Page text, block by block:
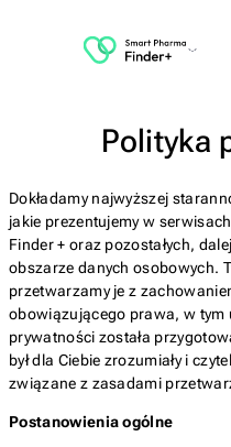
Polityka
Dokładamy najwyższej
jakie prezentujemy w
Finder + oraz pozostałych,
obszarze danych osobowych.
przetwarzamy je z
obowiązującego prawa, w tym
prywatności została
był dla Ciebie zrozumiały i
związane z zasadami
Postanowienia ogólne